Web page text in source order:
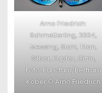
Arno Friedrich:
Schmetterling, 2004,
Messing, Stahl, Titan,
Silber, Kupfer, Citrin,
Foto: Punctum/Bertram
Kober © Arno Friedrich